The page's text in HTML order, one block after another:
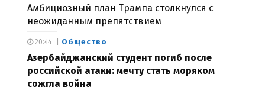
Амбициозный план Трампа столкнулся с
неожиданным препятствием
Общество
Азербайджанский студент погиб после
российской атаки: мечту стать моряком
сожгла война
20:44